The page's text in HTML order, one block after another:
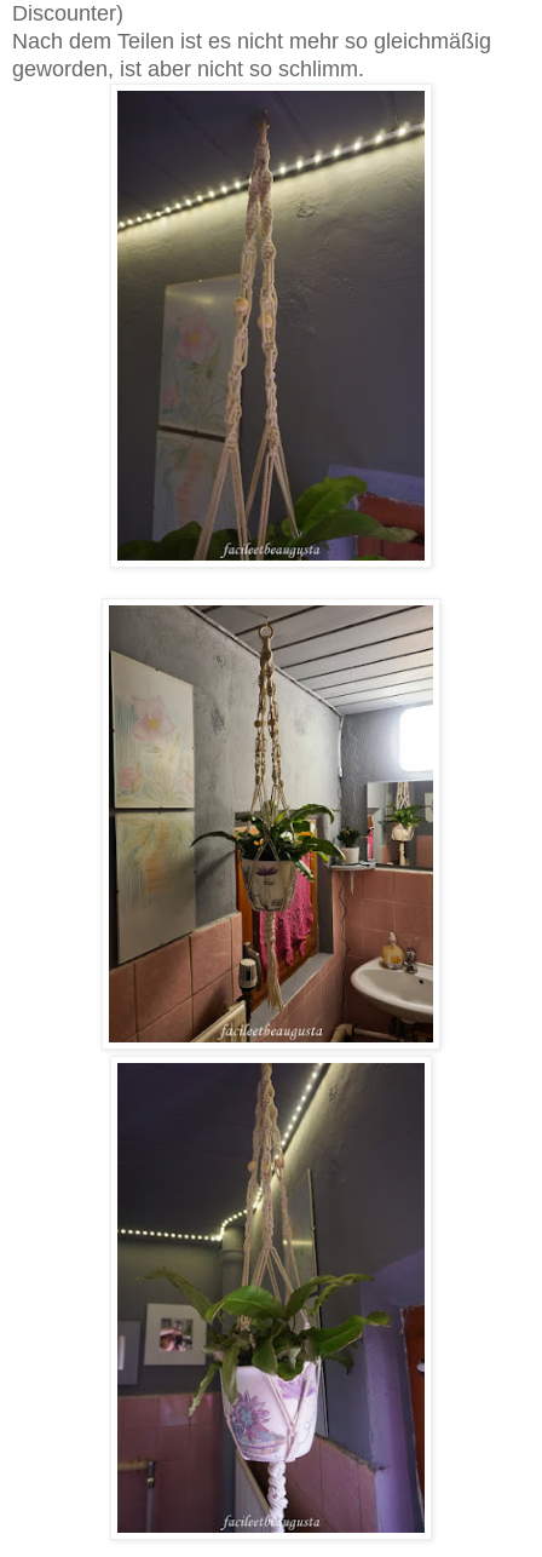
Discounter)
Nach dem Teilen ist es nicht mehr so gleichmäßig
geworden, ist aber nicht so schlimm.